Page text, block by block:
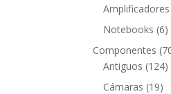
Amplificadores
Notebooks 66
Componentes
Antiguos 124
Cámaras 1919